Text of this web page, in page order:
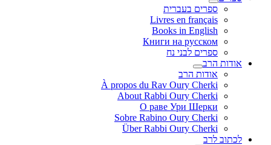
ספרים בעברית
Livres en français
Books in English
Книги на русском
ספרים לבני נח
אודות הרב
אודות הרב
À propos du Rav Oury Cherki
About Rabbi Oury Cherki
О раве Ури Шерки
Sobre Rabino Oury Cherki
Über Rabbi Oury Cherki
לכתוב לרב